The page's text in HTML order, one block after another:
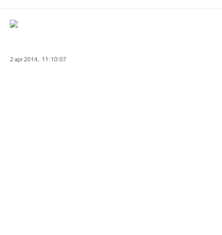
2 apr 2014, 11:10:07